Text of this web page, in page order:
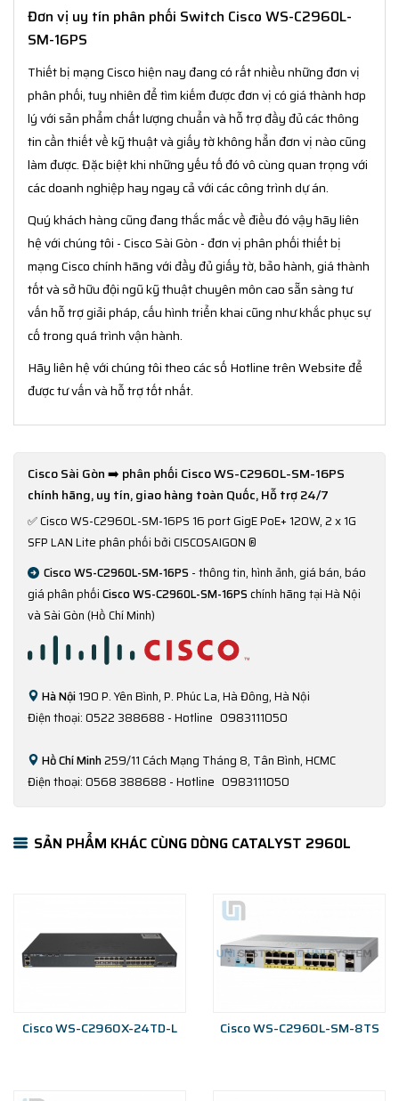
Đơn vị uy tín phân phối Switch Cisco WS-C2960L-
SM-16PS
Thiết bị mạng Cisco hiện nay đang có rất nhiều những đơn vị
phân phối, tuy nhiên để tìm kiếm được đơn vị có giá thành hơp
lý với sản phẩm chất lượng chuẩn và hỗ trợ đầy đủ các thông
tin cần thiết về kỹ thuật và giấy tờ không hẳn đơn vị nào cũng
làm được. Đặc biệt khi những yếu tố đó vô cùng quan trọng với
các doanh nghiệp hay ngay cả với các công trình dự án.
Quý khách hàng cũng đang thắc mắc về điều đó vậy hãy liên
hệ với chúng tôi - Cisco Sài Gòn - đơn vị phân phối thiết bị
mạng Cisco chính hãng với đầy đủ giấy tờ, bảo hành, giá thành
tốt và sở hữu đội ngũ kỹ thuật chuyên môn cao sẵn sàng tư
vấn hỗ trợ giải pháp, cấu hình triển khai cũng như khắc phục sự
cố trong quá trình vận hành.
Hãy liên hệ với chúng tôi theo các số Hotline trên Website để
được tư vấn và hỗ trợ tốt nhất.
Cisco Sài Gòn ➡️ phân phối Cisco WS-C2960L-SM-16PS
chính hãng, uy tín, giao hàng toàn Quốc, Hỗ trợ 24/7
✅Cisco WS-C2960L-SM-16PS 16 port GigE PoE+ 120W, 2 x 1G
SFP LAN Lite phân phối bởi CISCOSAIGON ®
Cisco WS-C2960L-SM-16PS - thông tin, hình ảnh, giá bán, báo
giá phân phốiCisco WS-C2960L-SM-16PSchính hãng tại Hà Nội
và Sài Gòn (Hồ Chí Minh)
Hà Nội190 P. Yên Bình, P. Phúc La, Hà Đông, Hà Nội
Điện thoại: 0522 388688 - Hotline 0983111050
Hồ Chí Minh259/11 Cách Mạng Tháng 8, Tân Bình, HCMC
Điện thoại: 0568 388688 - Hotline 0983111050
SẢN PHẨM KHÁC CÙNG DÒNG CATALYST 2960L
Cisco WS-C2960X-24TD-L Cisco WS-C2960L-SM-8TS